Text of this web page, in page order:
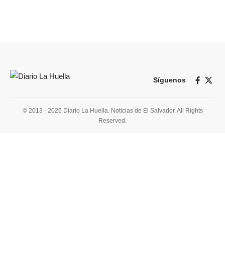
Síguenos
© 2013 - 2026 Diario La Huella. Noticias de El Salvador. All Rights
Reserved.